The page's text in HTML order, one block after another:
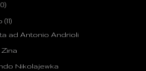
(11)
ad Antonio Andrioli
Nikolajewka